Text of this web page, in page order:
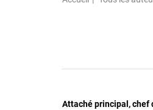
Attaché principal, chef